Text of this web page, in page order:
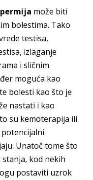
može biti
bolestima. Tako
testisa,
izlaganje
i sličnim
moguća kao
bolesti kao što je
nastati i kao
su kemoterapija ili
Unatoč tome što
kod nekih
postaviti uzrok